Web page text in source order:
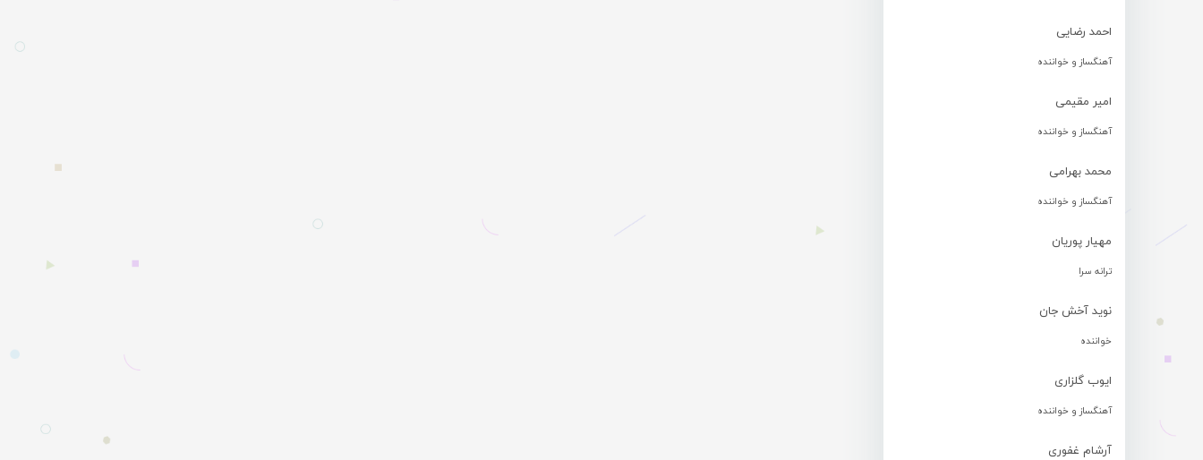
احمد رضایی
آهنگساز و خواننده
امیر مقیمی
آهنگساز و خواننده
محمد بهرامی
آهنگساز و خواننده
مهیار پوریان
ترانه سرا
نوید آخش جان
خواننده
ایوب گلزاری
آهنگساز و خواننده
آرشام غفوری